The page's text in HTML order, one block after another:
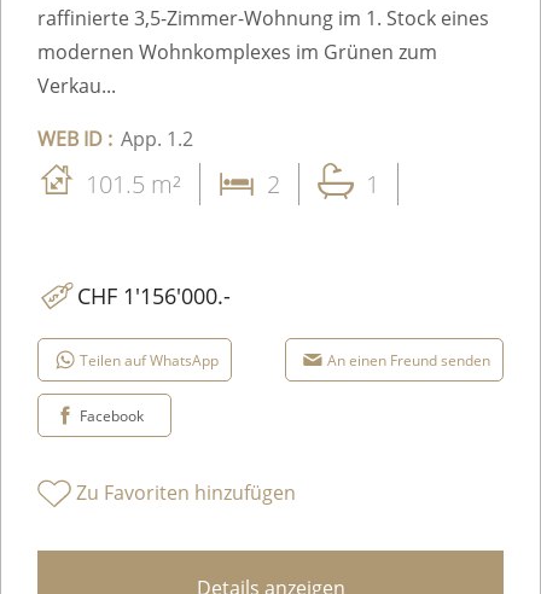
raffinierte 3,5-Zimmer-Wohnung im 1. Stock eines
modernen Wohnkomplexes im Grünen zum
Verkau...
WEB ID : App. 1.2
101.5 m² 2 1
CHF 1'156'000.-
Teilen auf WhatsApp An einen Freund senden
Facebook
Zu Favoriten hinzufügen
Details anzeigen